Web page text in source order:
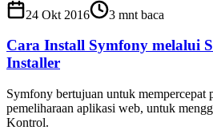
24 Okt 2016
3 mnt baca
Cara Install Symfony melalui
Installer
Symfony bertujuan untuk mempercepat
pemeliharaan aplikasi web, untuk
Kontrol.